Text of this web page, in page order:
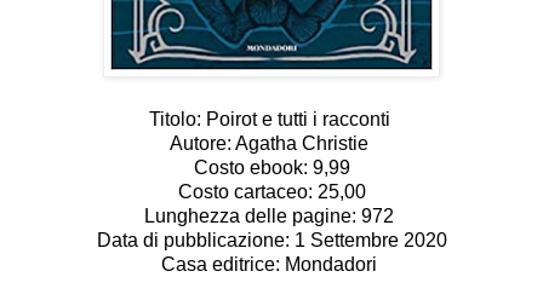
Titolo: Poirot e tutti i racconti
Autore: Agatha Christie
Costo ebook: 9,99
Costo cartaceo: 25,00
Lunghezza delle pagine: 972
Data di pubblicazione: 1 Settembre 2020
Casa editrice: Mondadori